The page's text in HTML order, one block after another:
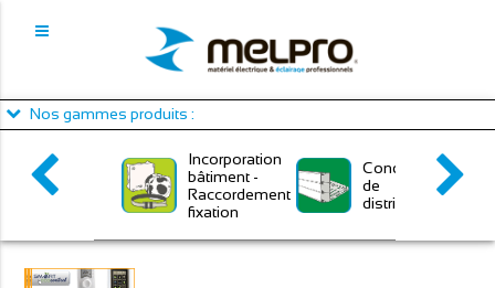
Nos gammes produits :
Incorporation
bâtiment -
Raccordement
fixation
Conduits
de
distribution